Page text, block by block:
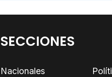
SECCIONES
Nacionales